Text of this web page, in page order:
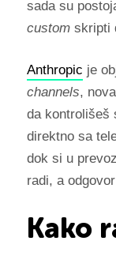
sada su
customskripti
Anthropic je
channels,
da kontrolišeš
direktno sa
dok si u
radi, a
Kako